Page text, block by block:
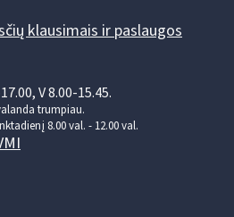
klausimais ir paslaugos
V 8.00-15.45.
trumpiau.
8.00 val. - 12.00 val.